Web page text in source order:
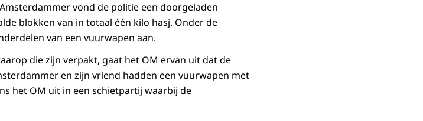
vond de politie een doorgeladen
blokken van in totaal één kilo hasj. Onder de
van een vuurwapen aan.
die zijn verpakt, gaat het OM ervan uit dat de
en zijn vriend hadden een vuurwapen met
het OM uit in een schietpartij waarbij de